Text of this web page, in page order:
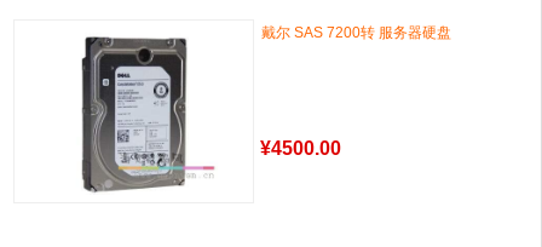
戴尔 SAS 7200转 服务器硬盘
¥4500.00